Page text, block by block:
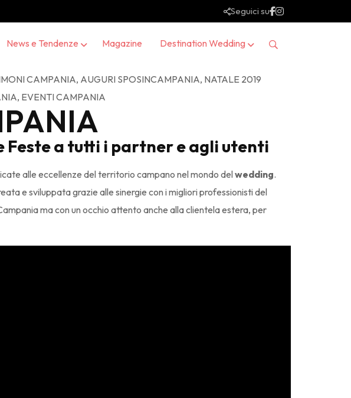
Seguici su
News e Tendenze Magazine Destination Wedding
Feste a tutti i partner e agli utenti
alle eccellenze del territorio campano nel mondo delwedding.
e sviluppata grazie alle sinergie con i migliori professionisti del
ma con un occhio attento anche alla clientela estera, per